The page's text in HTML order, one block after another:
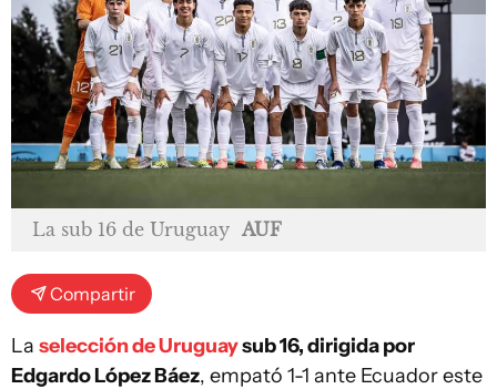
La sub 16 de Uruguay AUF
Compartir
La selección de Uruguaysub 16, dirigida por
Edgardo López Báez, empató 1-1 ante Ecuador este